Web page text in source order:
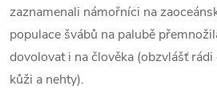
zaznamenali námořníci na
populace švábů na palubě
dovolovat i na člověka (obzvlášť
kůži a nehty).